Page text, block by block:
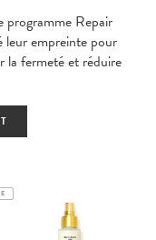
programme Repair
leur empreinte pour
la fermeté et réduire